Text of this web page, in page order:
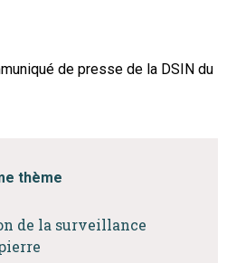
de presse de la DSIN du
thème
de la surveillance